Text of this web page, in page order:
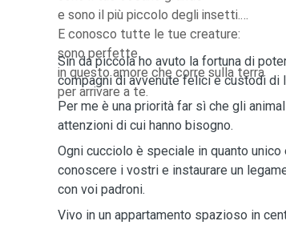
e sono il più piccolo degli insetti.
E conosco tutte le tue creature:
sono perfette
in questo amore che corre sulla terra
per arrivare a te.
Sin da piccola ho avuto la fortuna di
compagni di avvenute felici e custodi di
Per me è una priorità far sì che gli
attenzioni di cui hanno bisogno.
Ogni cucciolo è speciale in quanto
conoscere i vostri e instaurare un
con voi padroni.
Vivo in un appartamento spazioso in